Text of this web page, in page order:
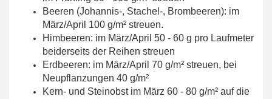
Beeren (Johannis-, Stachel-, Brombeeren): im
März/April 100 g/m² streuen.
Himbeeren: im März/April 50 - 60 g pro Laufmeter
beiderseits der Reihen streuen
Erdbeeren: im März/April 70 g/m² streuen, bei
Neupflanzungen 40 g/m²
Kern- und Steinobst im März 60 - 80 g/m² auf die